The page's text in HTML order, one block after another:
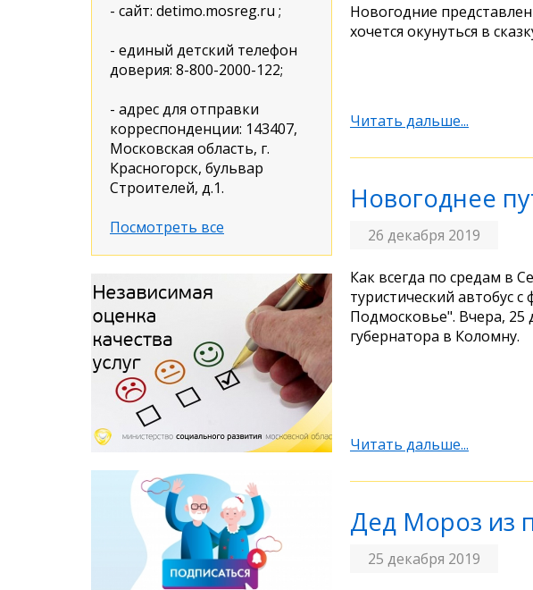
Новогодние
хочется окунуться в
Читать дальше...
Новогоднее
26 декабря 2019
Как всегда по средам в
туристический автобус
Подмосковье". Вчера, 25
губернатора в Коломну.
Читать дальше...
Дед Мороз из
25 декабря 2019
- сайт: detimo.mosreg.ru ;
- единый детский телефон
доверия: 8-800-2000-122;
- адрес для отправки
корреспонденции: 143407,
Московская область, г.
Красногорск, бульвар
Строителей, д.1.
Посмотреть все